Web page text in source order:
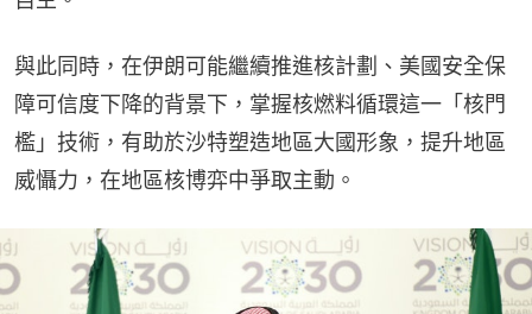
與此同時，在伊朗可能繼續推進核計劃、美國安全保
障可信度下降的背景下，掌握核燃料循環這一「核門
檻」技術，有助於沙特塑造地區大國形象，提升地區
威懾力，在地區核博弈中爭取主動。